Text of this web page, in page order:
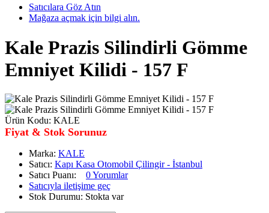
Satıcılara Göz Atın
Mağaza açmak için bilgi alın.
Kale Prazis Silindirli Gömme
Emniyet Kilidi - 157 F
Ürün Kodu: KALE
Fiyat & Stok Sorunuz
Marka: KALE
Satıcı: Kapı Kasa Otomobil Çilingir - İstanbul
Satıcı Puanı: 0 Yorumlar
Satıcıyla iletişime geç
Stok Durumu: Stokta var